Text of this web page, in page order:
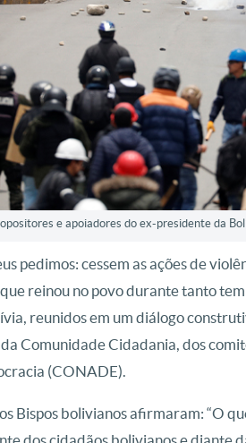
e apoiadores do ex-presidente da
pedimos: cessem as ações de
reinou no povo durante tanto
reunidos em um diálogo
Comunidade Cidadania, dos
(CONADE).
Bispos bolivianos afirmaram: “O